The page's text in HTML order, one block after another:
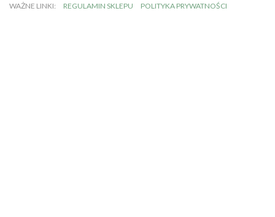
WAŻNE LINKI: REGULAMIN SKLEPU POLITYKA PRYWATNOŚCI